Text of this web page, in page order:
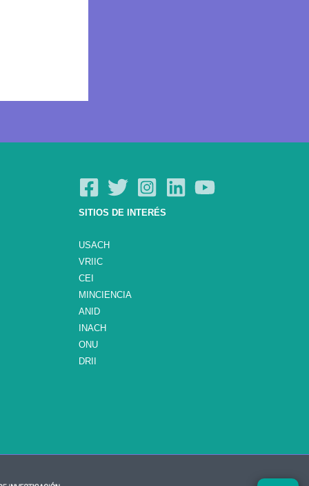
SITIOS DE INTERÉS
USACH
VRIIC
CEI
MINCIENCIA
ANID
INACH
ONU
DRII